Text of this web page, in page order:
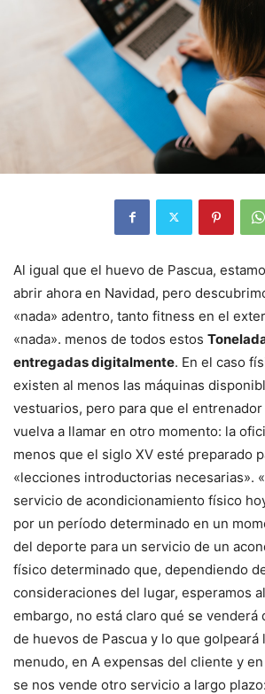
Al igual que el huevo de Pascua,
abrir ahora en Navidad, pero
«nada» adentro, tanto fitness en el
«nada». menos de todos estos
entregadas digitalmente. En el caso
existen al menos las máquinas
vestuarios, pero para que el
vuelva a llamar en otro momento: la
menos que el siglo XV esté preparado
«lecciones introductorias necesarias».
servicio de acondicionamiento físico
por un período determinado en un
del deporte para un servicio de un
físico determinado que, dependiendo
consideraciones del lugar, esperamos
embargo, no está claro qué se
de huevos de Pascua y lo que golpeará
menudo, en A expensas del cliente y
se nos vende otro servicio a largo